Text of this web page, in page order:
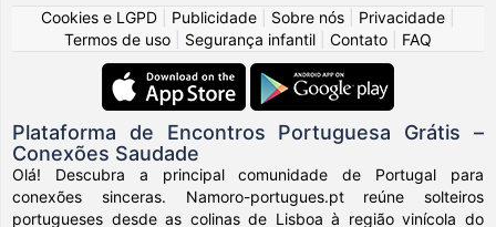
Cookies e LGPD
Publicidade Sobre nós Privacidade
Termos de uso
Segurança infantil Contato FAQ
Plataforma de Encontros Portuguesa Grátis –
Conexões Saudade
Olá! Descubra a principal comunidade de Portugal para
conexões sinceras. Namoro-portugues.pt reúne solteiros
portugueses desde as colinas de Lisboa à região vinícola do